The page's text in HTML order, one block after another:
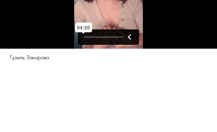
Гузель Закирова